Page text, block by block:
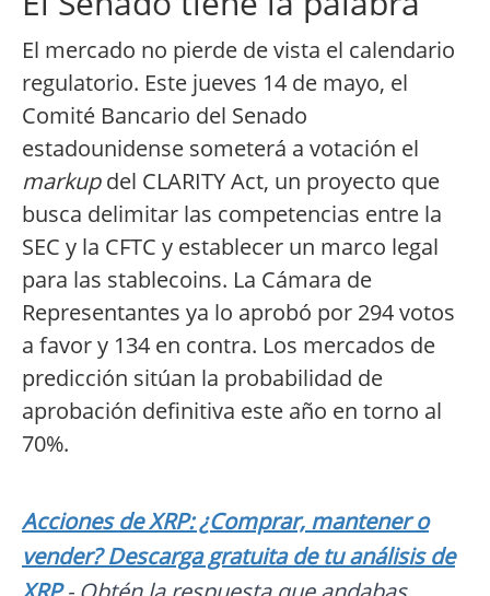
El mercado no pierde de vista el calendario
regulatorio. Este jueves 14 de mayo, el
Comité Bancario del Senado
estadounidense someterá a votación el
markupdel CLARITY Act, un proyecto que
busca delimitar las competencias entre la
SEC y la CFTC y establecer un marco legal
para las stablecoins. La Cámara de
Representantes ya lo aprobó por 294 votos
a favor y 134 en contra. Los mercados de
predicción sitúan la probabilidad de
aprobación definitiva este año en torno al
70%.
Acciones de XRP: ¿Comprar, mantener o
vender? Descarga gratuita de tu análisis de